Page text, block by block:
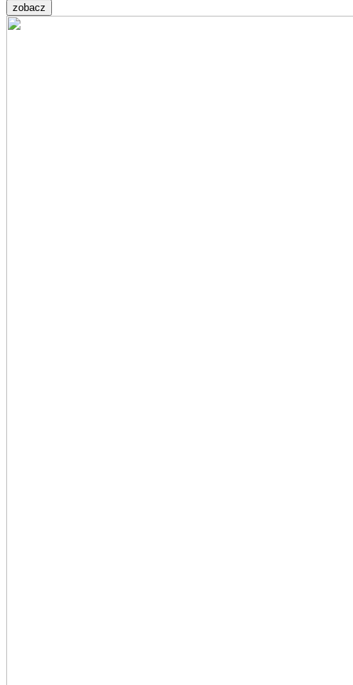
zobacz